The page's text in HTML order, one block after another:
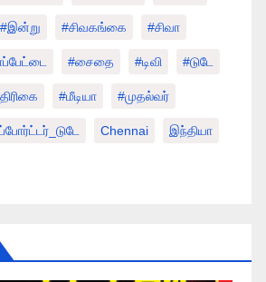
#இன்று #சிவகங்கை #சிவா
#சைதை #டிவி #டுடே
#மீடியா #முதல்வர்
Chennai இந்தியா